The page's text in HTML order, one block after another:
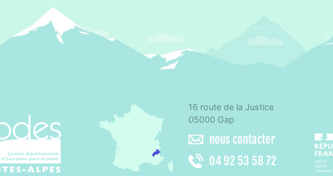
CoDES 05 - Comité départemental d'éducation pour la santé des Hautes-Alpes
16 route de la Justice
05000 Gap
nous contacter
04 92 53 58 72